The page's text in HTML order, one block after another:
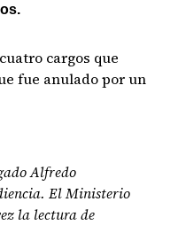
cargos que
fue anulado por un
Alfredo
El Ministerio
la lectura de